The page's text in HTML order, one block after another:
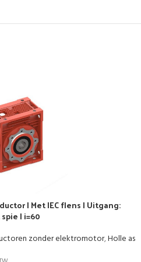
| Met IEC flens | Uitgang:
| i=60
zonder elektromotor,Holle as